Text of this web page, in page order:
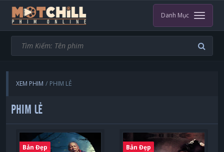
Danh Mục
XEM PHIM PHIM LẺ
PHIM LẺ
Bản Đẹp Bản Đẹp